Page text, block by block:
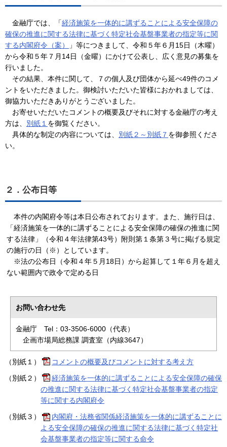
金融庁では、「経済施策を一体的に講ずることによる安全保障の
確保の推進に関する法律に基づく特定社会基盤事業者の指定等に関
する内閣府令（案）
」等につきまして、令和５年６月15日（木曜）
から令和５年７月14日（金曜）にかけて公表し、広く意見の募集を
行いました。
その結果、本件に関して、７の個人及び団体から延べ49件のコメ
ントをいただきました。御検討いただいた皆様におかれましては、
御協力いただきありがとうございました。
お寄せいただいたコメントの概要及びそれに対する金融庁の考え
方は、 別紙１ を御覧ください。
具体的な制定の内容については、 別紙２～別紙７ を御参照くださ
い。
２．公布日等
本件の内閣府令等は本日公布されております。また、施行日は、
「経済施策を一体的に講ずることによる安全保障の確保の推進に関
する法律」（令和４年法律第43号）附則第１条第３号に掲げる規定
の施行の日（※）としています。
※法の公布日（令和４年５月18日）から起算して１年６月を超え
ない範囲内で政令で定める日
お問い合わせ先
金融庁 Tel：03-3506-6000（代表）
企画市場局総務課 調査室（内線3647）
（別紙１）
コメントの概要及びコメントに対する考え方
（別紙２）
経済施策を一体的に講ずることによる安全保障の確保
の推進に関する法律に基づく特定社会基盤事業者の指定
等に関する内閣府令
（別紙３）
内閣府・法務省関係経済施策を一体的に講ずることに
よる安全保障の確保の推進に関する法律に基づく特定社
会基盤事業者の指定等に関する命令